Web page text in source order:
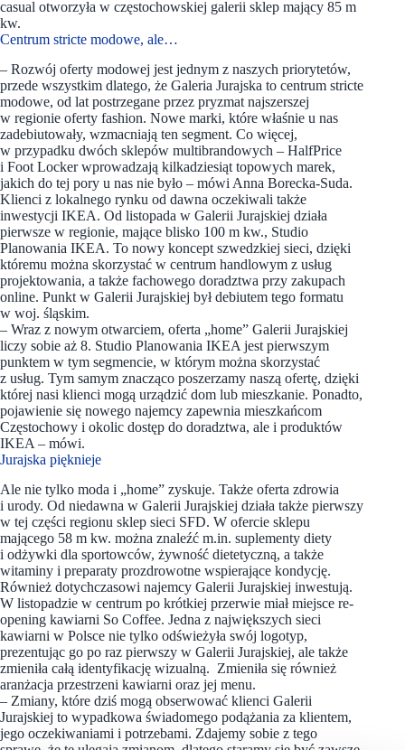
casual otworzyła w częstochowskiej galerii sklep mający 85 m
kw.
Centrum stricte modowe, ale…
– Rozwój oferty modowej jest jednym z naszych priorytetów,
przede wszystkim dlatego, że Galeria Jurajska to centrum stricte
modowe, od lat postrzegane przez pryzmat najszerszej
w regionie oferty fashion. Nowe marki, które właśnie u nas
zadebiutowały, wzmacniają ten segment. Co więcej,
w przypadku dwóch sklepów multibrandowych – HalfPrice
i Foot Locker wprowadzają kilkadziesiąt topowych marek,
jakich do tej pory u nas nie było – mówi Anna Borecka-Suda.
Klienci z lokalnego rynku od dawna oczekiwali także
inwestycji IKEA. Od listopada w Galerii Jurajskiej działa
pierwsze w regionie, mające blisko 100 m kw., Studio
Planowania IKEA. To nowy koncept szwedzkiej sieci, dzięki
któremu można skorzystać w centrum handlowym z usług
projektowania, a także fachowego doradztwa przy zakupach
online. Punkt w Galerii Jurajskiej był debiutem tego formatu
w woj. śląskim.
– Wraz z nowym otwarciem, oferta „home” Galerii Jurajskiej
liczy sobie aż 8. Studio Planowania IKEA jest pierwszym
punktem w tym segmencie, w którym można skorzystać
z usług. Tym samym znacząco poszerzamy naszą ofertę, dzięki
której nasi klienci mogą urządzić dom lub mieszkanie. Ponadto,
pojawienie się nowego najemcy zapewnia mieszkańcom
Częstochowy i okolic dostęp do doradztwa, ale i produktów
IKEA – mówi.
Jurajska pięknieje
Ale nie tylko moda i „home” zyskuje. Także oferta zdrowia
i urody. Od niedawna w Galerii Jurajskiej działa także pierwszy
w tej części regionu sklep sieci SFD. W ofercie sklepu
mającego 58 m kw. można znaleźć m.in. suplementy diety
i odżywki dla sportowców, żywność dietetyczną, a także
witaminy i preparaty prozdrowotne wspierające kondycję.
Również dotychczasowi najemcy Galerii Jurajskiej inwestują.
W listopadzie w centrum po krótkiej przerwie miał miejsce re-
opening kawiarni So Coffee. Jedna z największych sieci
kawiarni w Polsce nie tylko odświeżyła swój logotyp,
prezentując go po raz pierwszy w Galerii Jurajskiej, ale także
zmieniła całą identyfikację wizualną. Zmieniła się również
aranżacja przestrzeni kawiarni oraz jej menu.
– Zmiany, które dziś mogą obserwować klienci Galerii
Jurajskiej to wypadkowa świadomego podążania za klientem,
jego oczekiwaniami i potrzebami. Zdajemy sobie z tego